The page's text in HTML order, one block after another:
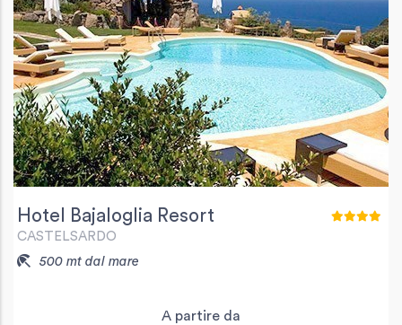
Hotel Bajaloglia Resort
CASTELSARDO
500 mt dal mare
A partire da